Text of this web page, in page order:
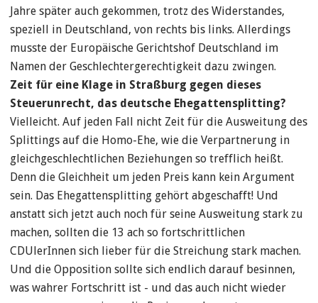
Jahre später auch gekommen, trotz des Widerstandes,
speziell in Deutschland, von rechts bis links. Allerdings
musste der Europäische Gerichtshof Deutschland im
Namen der Geschlechtergerechtigkeit dazu zwingen.
Zeit für eine Klage in Straßburg gegen dieses
Steuerunrecht, das deutsche Ehegattensplitting?
Vielleicht. Auf jeden Fall nicht Zeit für die Ausweitung des
Splittings auf die Homo-Ehe, wie die Verpartnerung in
gleichgeschlechtlichen Beziehungen so trefflich heißt.
Denn die Gleichheit um jeden Preis kann kein Argument
sein. Das Ehegattensplitting gehört abgeschafft! Und
anstatt sich jetzt auch noch für seine Ausweitung stark zu
machen, sollten die 13 ach so fortschrittlichen
CDUlerInnen sich lieber für die Streichung stark machen.
Und die Opposition sollte sich endlich darauf besinnen,
was wahrer Fortschritt ist - und das auch nicht wieder